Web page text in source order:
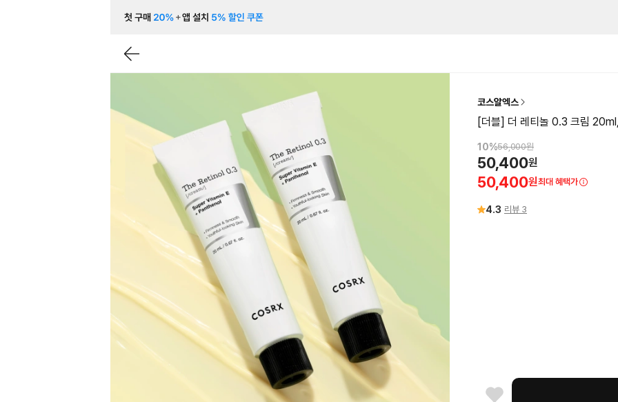
코스알엑스
[더블] 더 레티놀 0.3 크림
10%56,000원
50,400원
50,400원최대 혜택가
4.3 리뷰 3